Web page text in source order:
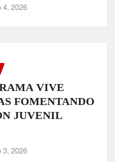
4, 2026
VIVE
FOMENTANDO
JUVENIL
3, 2026